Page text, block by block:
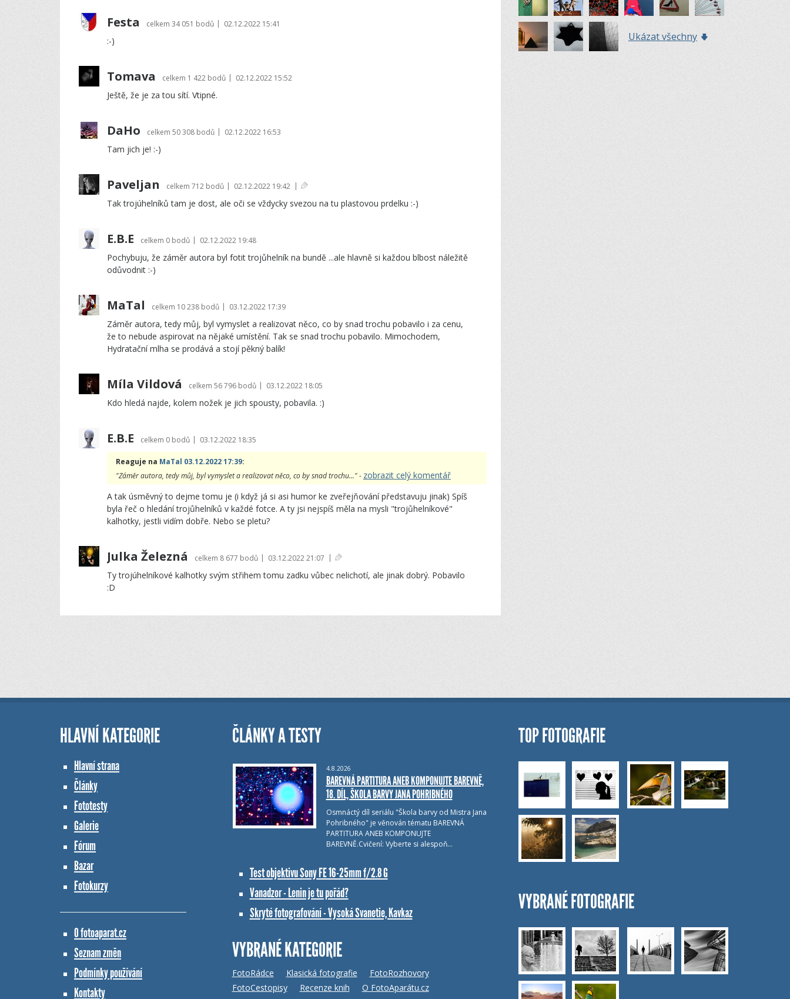
Festa celkem 34 051 bodů | 02.12.2022 15:41
:-)
Tomava celkem 1 422 bodů | 02.12.2022 15:52
Ještě, že je za tou sítí. Vtipné.
DaHo celkem 50 308 bodů | 02.12.2022 16:53
Tam jich je! :-)
Paveljan celkem 712 bodů | 02.12.2022 19:42 |
Tak trojúhelníků tam je dost, ale oči se vždycky svezou na tu plastovou prdelku :-)
E.B.E celkem 0 bodů | 02.12.2022 19:48
Pochybuju, že záměr autora byl fotit trojůhelník na bundě ...ale hlavně si každou blbost náležitě
odůvodnit :-)
MaTal celkem 10 238 bodů | 03.12.2022 17:39
Záměr autora, tedy můj, byl vymyslet a realizovat něco, co by snad trochu pobavilo i za cenu,
že to nebude aspirovat na nějaké umístění. Tak se snad trochu pobavilo. Mimochodem,
Hydratační mlha se prodává a stojí pěkný balík!
Míla Vildová celkem 56 796 bodů | 03.12.2022 18:05
Kdo hledá najde, kolem nožek je jich spousty, pobavila. :)
E.B.E celkem 0 bodů | 03.12.2022 18:35
Reaguje na MaTal 03.12.2022 17:39:
"Záměr autora, tedy můj, byl vymyslet a realizovat něco, co by snad trochu..." - zobrazit celý komentář
A tak úsměvný to dejme tomu je (i když já si asi humor ke zveřejňování představuju jinak) Spíš
byla řeč o hledání trojůhelníků v každé fotce. A ty jsi nejspíš měla na mysli "trojůhelníkové"
kalhotky, jestli vidím dobře. Nebo se pletu?
Julka Železná celkem 8 677 bodů | 03.12.2022 21:07 |
Ty trojúhelníkové kalhotky svým střihem tomu zadku vůbec nelichotí, ale jinak dobrý. Pobavilo
:D
Ukázat všechny
HLAVNÍ KATEGORIE
Hlavní strana
Články
Fototesty
Galerie
Fórum
Bazar
Fotokurzy
O fotoaparat.cz
Seznam změn
Podmínky používání
Kontakty
ČLÁNKY A TESTY
4.8.2026
BAREVNÁ PARTITURA ANEB KOMPONUJTE BAREVNĚ,
18. DÍL, ŠKOLA BARVY JANA POHRIBNÉHO
Osmnáctý díl seriálu "Škola barvy od Mistra Jana
Pohribného" je věnován tématu BAREVNÁ
PARTITURA ANEB KOMPONUJTE
BAREVNĚ.Cvičení: Vyberte si alespoň…
Test objektivu Sony FE 16-25mm f/2.8 G
Vanadzor - Lenin je tu pořád?
Skryté fotografování - Vysoká Svanetie, Kavkaz
VYBRANÉ KATEGORIE
FotoRádce Klasická fotografie
FotoRozhovory
FotoCestopisy
Recenze knih O FotoAparátu.cz
TOP FOTOGRAFIE
VYBRANÉ FOTOGRAFIE